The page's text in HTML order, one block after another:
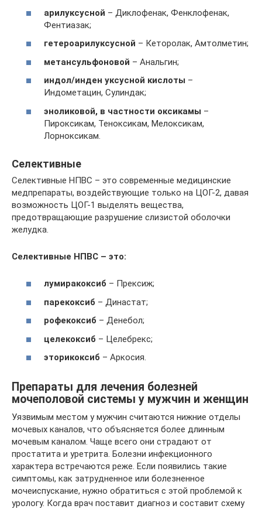
арилуксусной – Диклофенак, Фенклофенак,
Фентиазак;
гетероарилуксусной – Кеторолак, Амтолметин;
метансульфоновой – Анальгин;
индол/инден уксусной кислоты –
Индометацин, Сулиндак;
эноликовой, в частности оксикамы –
Пироксикам, Теноксикам, Мелоксикам,
Лорноксикам.
Селективные
Селективные НПВС – это современные медицинские
медпрепараты, воздействующие только на ЦОГ-2, давая
возможность ЦОГ-1 выделять вещества,
предотвращающие разрушение слизистой оболочки
желудка.
Селективные НПВС – это:
лумиракоксиб – Прексиж;
парекоксиб – Династат;
рофекоксиб – Денебол;
целекоксиб – Целебрекс;
эторикоксиб – Аркосия.
Препараты для лечения болезней
мочеполовой системы у мужчин и женщин
Уязвимым местом у мужчин считаются нижние отделы
мочевых каналов, что объясняется более длинным
мочевым каналом. Чаще всего они страдают от
простатита и уретрита. Болезни инфекционного
характера встречаются реже. Если появились такие
симптомы, как затрудненное или болезненное
мочеиспускание, нужно обратиться с этой проблемой к
урологу. Когда врач поставит диагноз и составит схему